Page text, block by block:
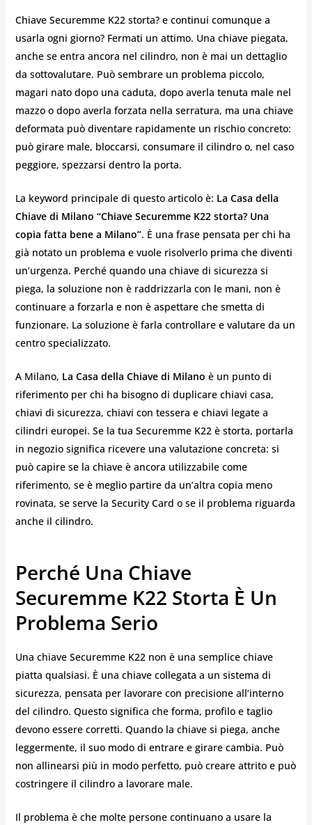
Chiave Securemme K22 storta? e continui comunque a
usarla ogni giorno? Fermati un attimo. Una chiave piegata,
anche se entra ancora nel cilindro, non è mai un dettaglio
da sottovalutare. Può sembrare un problema piccolo,
magari nato dopo una caduta, dopo averla tenuta male nel
mazzo o dopo averla forzata nella serratura, ma una chiave
deformata può diventare rapidamente un rischio concreto:
può girare male, bloccarsi, consumare il cilindro o, nel caso
peggiore, spezzarsi dentro la porta.
La keyword principale di questo articolo è: La Casa della
Chiave di Milano “Chiave Securemme K22 storta? Una
copia fatta bene a Milano”. È una frase pensata per chi ha
già notato un problema e vuole risolverlo prima che diventi
un’urgenza. Perché quando una chiave di sicurezza si
piega, la soluzione non è raddrizzarla con le mani, non è
continuare a forzarla e non è aspettare che smetta di
funzionare. La soluzione è farla controllare e valutare da un
centro specializzato.
A Milano, La Casa della Chiave di Milano è un punto di
riferimento per chi ha bisogno di duplicare chiavi casa,
chiavi di sicurezza, chiavi con tessera e chiavi legate a
cilindri europei. Se la tua Securemme K22 è storta, portarla
in negozio significa ricevere una valutazione concreta: si
può capire se la chiave è ancora utilizzabile come
riferimento, se è meglio partire da un’altra copia meno
rovinata, se serve la Security Card o se il problema riguarda
anche il cilindro.
Perché Una Chiave
Securemme K22 Storta È Un
Problema Serio
Una chiave Securemme K22 non è una semplice chiave
piatta qualsiasi. È una chiave collegata a un sistema di
sicurezza, pensata per lavorare con precisione all’interno
del cilindro. Questo significa che forma, profilo e taglio
devono essere corretti. Quando la chiave si piega, anche
leggermente, il suo modo di entrare e girare cambia. Può
non allinearsi più in modo perfetto, può creare attrito e può
costringere il cilindro a lavorare male.
Il problema è che molte persone continuano a usare la